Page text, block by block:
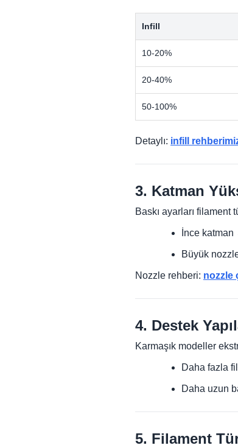
Infill
10-20%
20-40%
50-100%
Detaylı: infill
3. Katman
Baskı ayarları filament
İnce
Büyük
Nozzle rehberi: nozzle
4. Destek
Karmaşık modeller
Daha fazla
Daha uzun
5. Filament